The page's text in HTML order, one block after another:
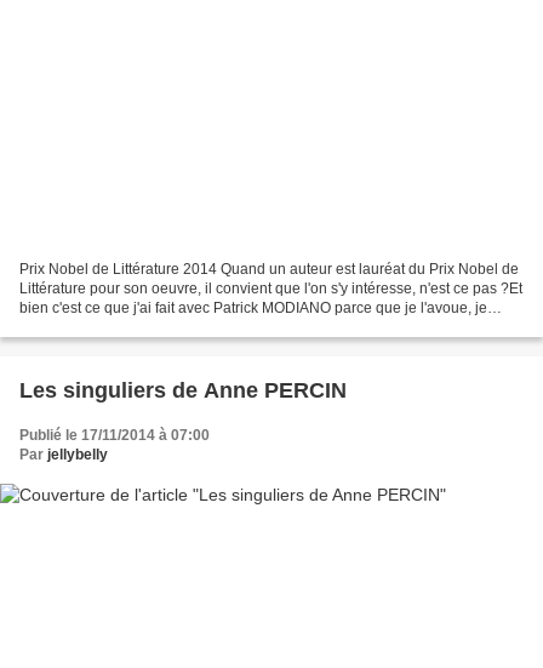
Prix Nobel de Littérature 2014 Quand un auteur est lauréat du Prix Nobel de
Littérature pour son oeuvre, il convient que l'on s'y intéresse, n'est ce pas ?Et
bien c'est ce que j'ai fait avec Patrick MODIANO parce que je l'avoue, je
Les singuliers de Anne PERCIN
Publié le 17/11/2014 à 07:00
Par jellybelly